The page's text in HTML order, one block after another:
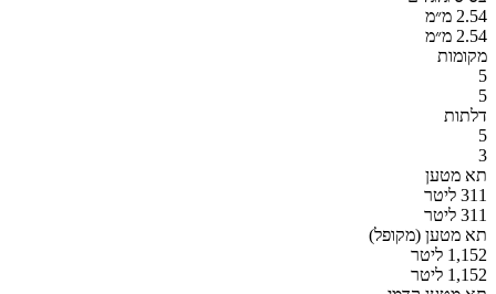
2.54 מ״מ
2.54 מ״מ
מקומות
5
5
דלתות
5
3
תא מטען
311 ליטר
311 ליטר
תא מטען (מקופל)
1,152 ליטר
1,152 ליטר